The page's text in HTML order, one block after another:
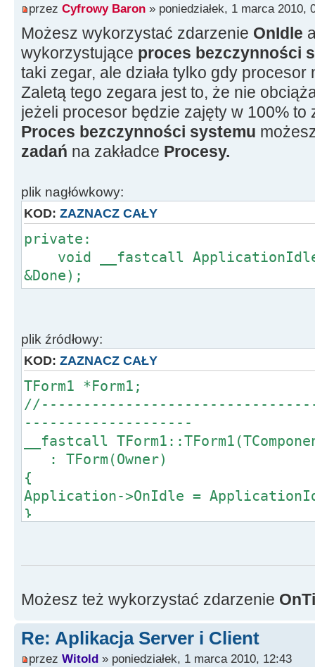
przez Cyfrowy Baron » poniedziałek, 1 marca 2010,
Możesz wykorzystać zdarzenie OnIdle
wykorzystujące proces bezczynności
taki zegar, ale działa tylko gdy procesor
Zaletą tego zegara jest to, że nie
jeżeli procesor będzie zajęty w 100% to
Proces bezczynności systemu
zadań na zakładce Procesy.
plik nagłówkowy:
KOD: ZAZNACZ CAŁY
private:
void __fastcall
&Done);
plik źródłowy:
KOD: ZAZNACZ CAŁY
TForm1 *Form1;
--------------------
__fastcall
: TForm(Owner)
{
Application->OnIdle =
}
void __fastcall
{
// zadania;
}
Możesz też wykorzystać zdarzenie
Re: Aplikacja Server i Client
przez Witold » poniedziałek, 1 marca 2010, 12:43